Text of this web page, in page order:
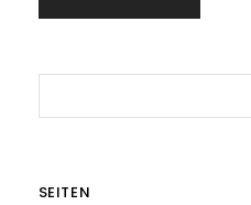
SEITEN